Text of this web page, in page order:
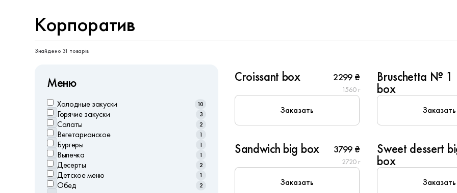
Корпоратив
Знайдено 31 товарів
Меню
Холодныe закуски 10
Горячие закуски 3
Салаты 2
Вегетарианское 1
Бургеры 1
Выпечка 1
Десерты 2
Детское меню 1
Обед 2
Croissant box 2299 ₴
1560 г
Заказать
Bruschetta № 1
box
Заказать
8
Sandwich big box 3799 ₴
2720 г
Заказать
10
Sweet dessert
box
Заказать